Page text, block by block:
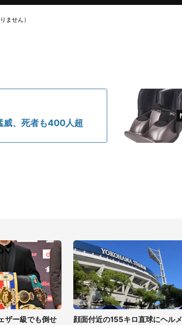
ません）
、死者も400人超
ザー級でも倒せ
顔面付近の155キロ直球にヘルメ